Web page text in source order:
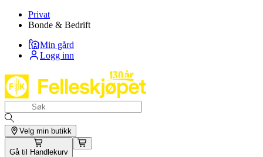
Privat
Bonde & Bedrift
Min gård
Logg inn
Velg min butikk
Gå til Handlekurv